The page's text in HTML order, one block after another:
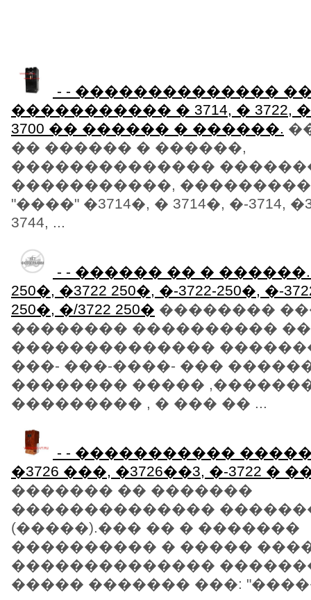
- - ��������������
����������� � 3714, � 3722, �
3700 �� ������ � ������.
�� ������ � ������,
��������������
�����������,
"����" �3714�, � 3714�, �-3714,
3744, ...
- - ������ �� � ������.�
250�, �3722 250�, �-3722-250�, �-
250�, �/3722 250� ��������
�������� ����������
��������������
���- ���-����- ���
�������� �����
��������� , � ��� �� ...
- - �����������
�3726 ���, �3726��3, �-3722 �
������� �� �������
��������������
(�����).��� �� � �������
���������� � �����
��������������
����� ������� ���: